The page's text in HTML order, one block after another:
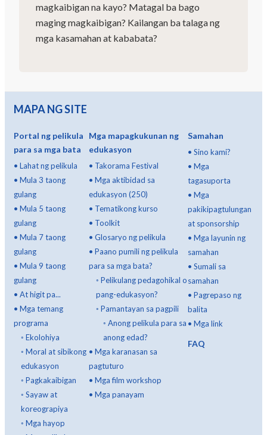
magkaibigan na kayo? Matagal ba bago
maging magkaibigan? Kailangan ba talaga ng
mga kasamahan at kababata?
MAPA NG SITE
Portal ng pelikula
para sa mga bata
• Lahat ng pelikula
• Mula 3 taong
gulang
• Mula 5 taong
gulang
• Mula 7 taong
gulang
• Mula 9 taong
gulang
• At higit pa...
• Mga temang
programa
◦ Ekolohiya
◦ Moral at sibikong
edukasyon
◦ Pagkakaibigan
◦ Sayaw at
koreograpiya
◦ Mga hayop
Mga mapagkukunan ng
edukasyon
• Takorama Festival
• Mga aktibidad sa
edukasyon (250)
• Tematikong kurso
• Toolkit
• Glosaryo ng pelikula
• Paano pumili ng pelikula
para sa mga bata?
◦ Pelikulang pedagohikal o
pang-edukasyon?
◦ Pamantayan sa pagpili
◦ Anong pelikula para sa
anong edad?
• Mga karanasan sa
pagtuturo
• Mga film workshop
• Mga panayam
Samahan
•Sino kami?
•Mga
tagasuporta
•Mga
pakikipagtulungan
at sponsorship
•Mga layunin ng
samahan
•Sumali sa
samahan
•Pagrepaso ng
balita
•Mga link
FAQ